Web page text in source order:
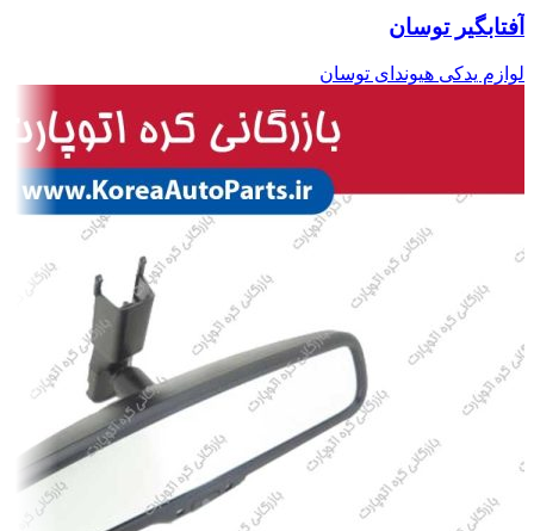
آفتابگیر توسان
لوازم یدکی هیوندای توسان